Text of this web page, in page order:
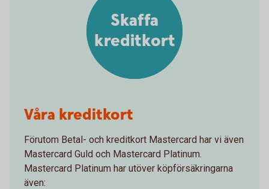
Skaffa
kreditkort
Våra kreditkort
Förutom Betal- och kreditkort Mastercard har vi även
Mastercard Guld och Mastercard Platinum.
Mastercard Platinum har utöver köpförsäkringarna
även: